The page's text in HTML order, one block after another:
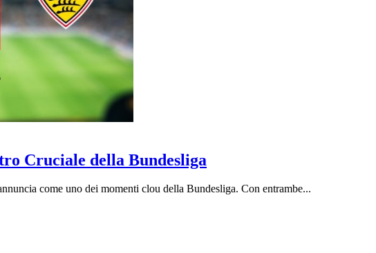
Cruciale della Bundesliga
come uno dei momenti clou della Bundesliga. Con entrambe...